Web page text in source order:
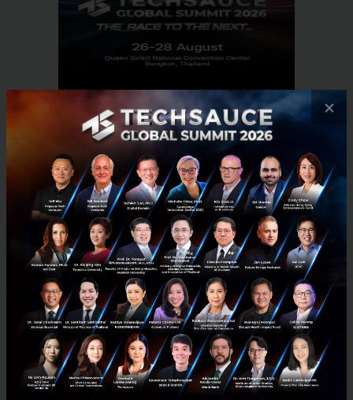
RELATED ARTICLE
×